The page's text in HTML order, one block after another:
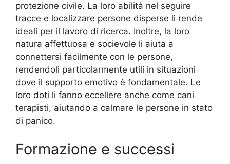
protezione civile. La loro abilità nel seguire
tracce e localizzare persone disperse li rende
ideali per il lavoro di ricerca. Inoltre, la loro
natura affettuosa e socievole li aiuta a
connettersi facilmente con le persone,
rendendoli particolarmente utili in situazioni
dove il supporto emotivo è fondamentale. Le
loro doti li fanno eccellere anche come cani
terapisti, aiutando a calmare le persone in stato
di panico.
Formazione e successi